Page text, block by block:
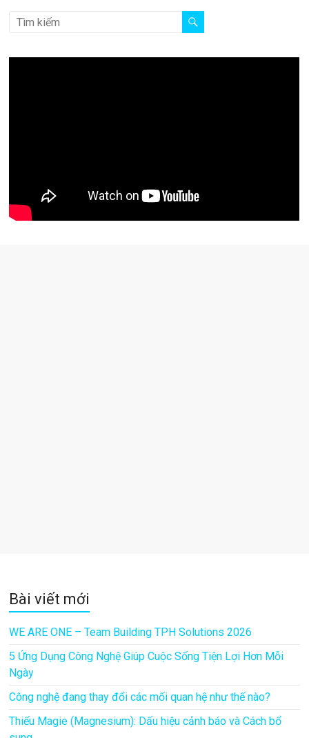
Bài viết mới
WE ARE ONE – Team Building TPH Solutions 2026
5 Ứng Dụng Công Nghệ Giúp Cuộc Sống Tiện Lợi Hơn Mỗi
Ngày
Công nghệ đang thay đổi các mối quan hệ như thế nào?
Thiếu Magie (Magnesium): Dấu hiệu cảnh báo và Cách bổ